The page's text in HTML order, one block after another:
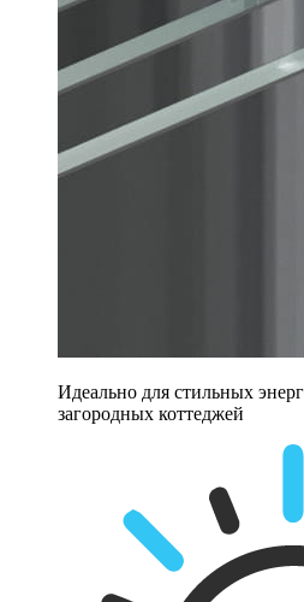
Идеально для стильных
загородных коттеджей